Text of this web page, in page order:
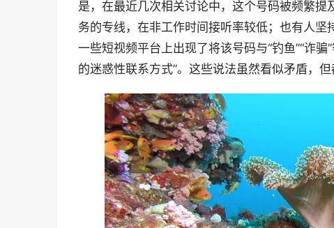
是，在最近几次相关讨论中，这个号码被频繁
务的专线，在非工作时间接听率较低；也有人
一些短视频平台上出现了将该号码与“钓鱼”“诈
的迷惑性联系方式”。这些说法虽然看似矛盾，